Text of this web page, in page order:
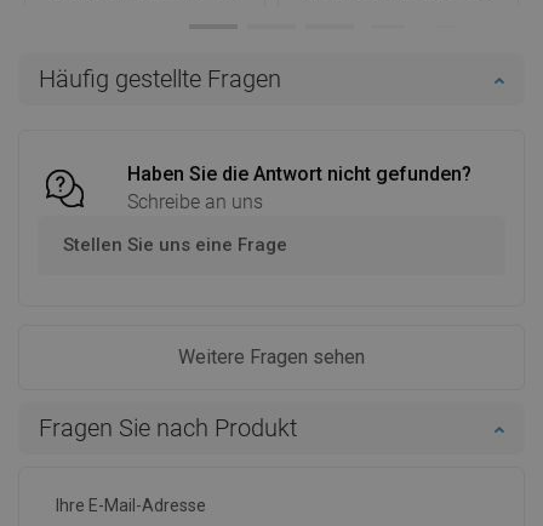
Häufig gestellte Fragen
Haben Sie die Antwort nicht gefunden?
Schreibe an uns
Stellen Sie uns eine Frage
Weitere Fragen sehen
Fragen Sie nach Produkt